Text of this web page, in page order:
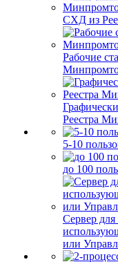
СХД из
Рабочие
Реестра
5-10
до 100
Сервер
или